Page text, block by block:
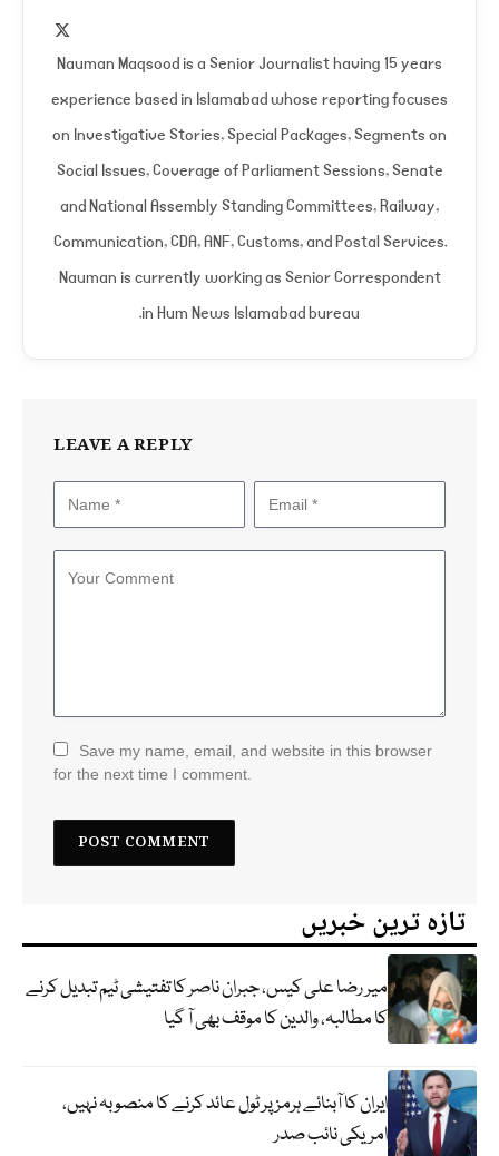
Nauman Maqsood is a Senior Journalist having 15 years
experience based in Islamabad whose reporting focuses
on Investigative Stories, Special Packages, Segments on
Social Issues, Coverage of Parliament Sessions, Senate
and National Assembly Standing Committees, Railway,
Communication, CDA, ANF, Customs, and Postal Services.
Nauman is currently working as Senior Correspondent
in Hum News Islamabad bureau.
LEAVE A REPLY
Save my name, email, and website in this browser
for the next time I comment.
تازہ ترین خبریں
میر رضا علی کیس، جبران ناصر کا تفتیشی ٹیم تبدیل کرنے
کا مطالبہ، والدین کا موقف بھی آ گیا
ایران کا آبنائے ہرمز پر ٹول عائد کرنے کا منصوبہ نہیں،
امریکی نائب صدر